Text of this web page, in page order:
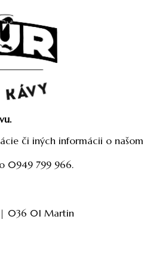
či iných informácii o našom
0949 799 966.
| 036 01 Martin